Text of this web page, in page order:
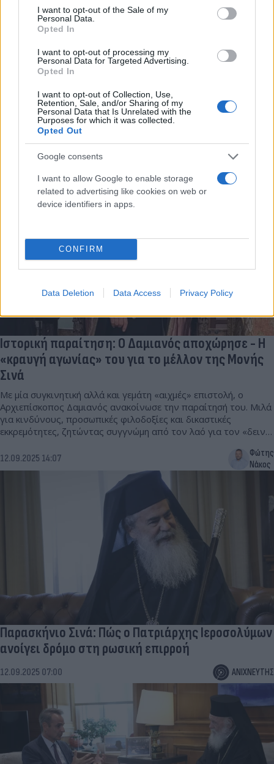
consent section.
I want to opt-out of the Sale of my
Personal Data.
Opted In
I want to opt-out of processing my
Personal Data for Targeted Advertising.
Opted In
I want to opt-out of Collection, Use,
Retention, Sale, and/or Sharing of my
Personal Data that Is Unrelated with the
Purposes for which it was collected.
Opted Out
Google consents
I want to allow Google to enable storage
related to advertising like cookies on web or
device identifiers in apps.
CONFIRM
Data Deletion Data Access Privacy Policy
Σινά: Στην «ηλεκτρική καρέκλα» ο διάδοχος του
Παρότι η παραίτηση του 91χρονου αρχιερέα θεωρείτο πως θα
εξομάλυνε την κατάσταση, τα τελευταία δεδομένα δεν είναι
καθόλου ενθαρρυντικά. Ανησυχίες για παρεμβάσεις της
Μόσχας.
Αντώνης
Τριανταφύλλου
Ιστορική παραίτηση: Ο Δαμιανός αποχώρησε - Η
«κραυγή αγωνίας» του για το μέλλον της Μονής
Σινά
Με μία συγκινητική αλλά και γεμάτη «αιχμές» επιστολή, ο
Αρχιεπίσκοπος Δαμιανός ανακοίνωσε την παραίτησή του. Μιλά
για κινδύνους, προσωπικές φιλοδοξίες και δικαστικές
εκκρεμότητες, ζητώντας συγγνώμη από τον λαό για τον «δεινό
12.09.2025 14:07
Φώτης
Νάκος
Παρασκήνιο Σινά: Πώς ο Πατριάρχης Ιεροσολύμων
ανοίγει δρόμο στη ρωσική επιρροή
12.09.2025 07:00 ΑΝΙΧΝΕΥΤΗΣ